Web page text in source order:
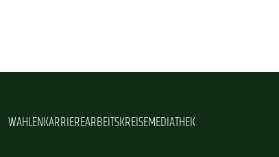
WAHLENKARRIEREARBEITSKREISEMEDIATHEK